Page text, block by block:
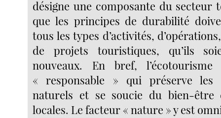
désigne une composante du secteur
que les principes de durabilité
tous les types d’activités,
de projets touristiques, qu’ils
nouveaux. En bref,
« responsable » qui préserve les
naturels et se soucie du bien-être
locales. Le facteur « nature » y est